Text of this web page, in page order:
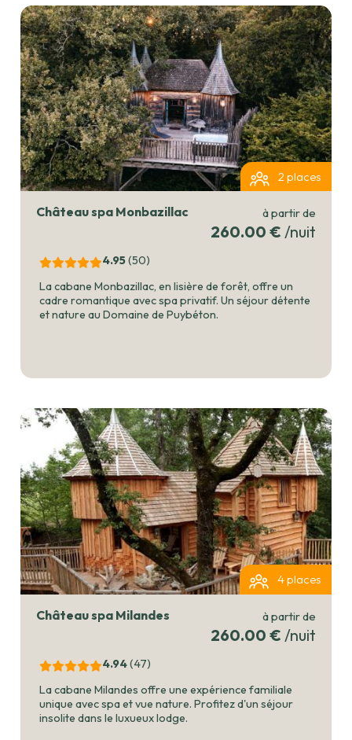
2 places
Château spa Monbazillac à partir de
260.00 € /nuit
4.95(50)
La cabane Monbazillac, en lisière de forêt, offre un
cadre romantique avec spa privatif. Un séjour détente
et nature au Domaine de Puybéton.
4 places
Château spa Milandes à partir de
260.00 € /nuit
4.94(47)
La cabane Milandes offre une expérience familiale
unique avec spa et vue nature. Profitez d'un séjour
insolite dans le luxueux lodge.